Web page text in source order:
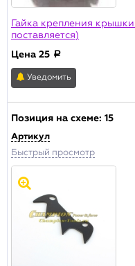
Гайка крепления
поставляется)
Цена 25 a
Уведомить
Позиция на схеме: 15
Артикул
Быстрый просмотр